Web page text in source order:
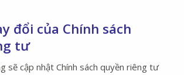
đổi của Chính sách
tư
sẽ cập nhật Chính sách quyền riêng tư